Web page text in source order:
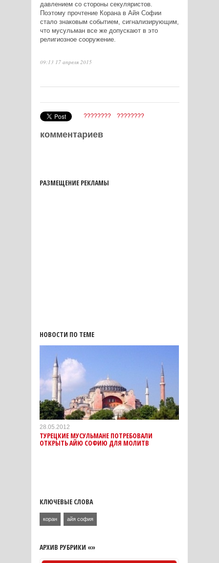
давлением со стороны секуляристов.
Поэтому прочтение Корана в Айя Софии
стало знаковым событием, сигнализирующим,
что мусульман все же допускают в это
религиозное сооружение.
09:13 17 апреля 2015
???????? ????????
комментариев
РАЗМЕЩЕНИЕ РЕКЛАМЫ
НОВОСТИ ПО ТЕМЕ
28.05.2012
ТУРЕЦКИЕ МУСУЛЬМАНЕ ПОТРЕБОВАЛИ
ОТКРЫТЬ АЙЮ СОФИЮ ДЛЯ МОЛИТВ
КЛЮЧЕВЫЕ СЛОВА
коран айя софия
АРХИВ РУБРИКИ «»